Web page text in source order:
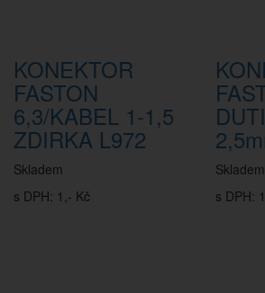
KONEKTOR
FASTON
6,3/KABEL 1-1,5
ZDIRKA L972
Skladem
s DPH: 1,- Kč
Skladem
s DPH: